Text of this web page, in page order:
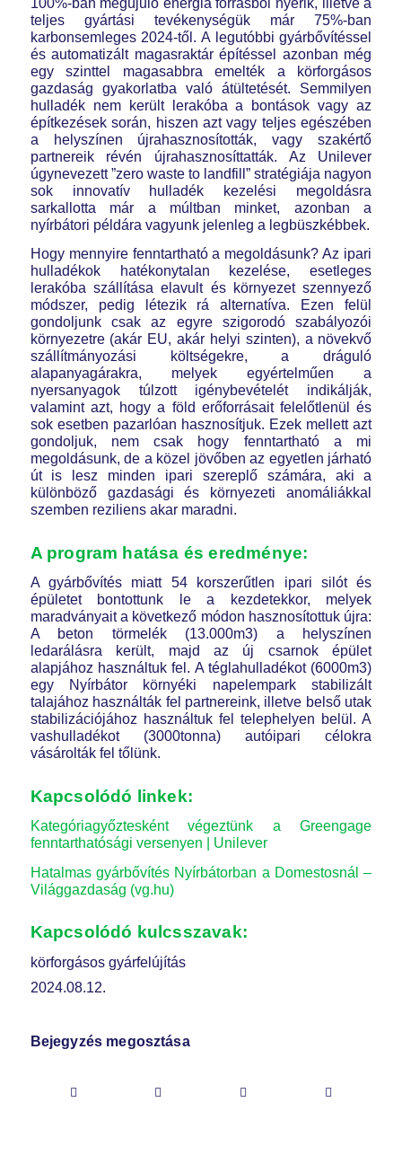
teljes gyártási tevékenységük már 75%-ban
karbonsemleges 2024-től. A legutóbbi gyárbővítéssel
és automatizált magasraktár építéssel azonban még
egy szinttel magasabbra emelték a körforgásos
gazdaság gyakorlatba való átültetését. Semmilyen
hulladék nem került lerakóba a bontások vagy az
építkezések során, hiszen azt vagy teljes egészében
a helyszínen újrahasznosították, vagy szakértő
partnereik révén újrahasznosíttatták. Az Unilever
úgynevezett ”zero waste to landfill” stratégiája nagyon
sok innovatív hulladék kezelési megoldásra
sarkallotta már a múltban minket, azonban a
nyírbátori példára vagyunk jelenleg a legbüszkébbek.
Hogy mennyire fenntartható a megoldásunk? Az ipari
hulladékok hatékonytalan kezelése, esetleges
lerakóba szállítása elavult és környezet szennyező
módszer, pedig létezik rá alternatíva. Ezen felül
gondoljunk csak az egyre szigorodó szabályozói
környezetre (akár EU, akár helyi szinten), a növekvő
szállítmányozási költségekre, a dráguló
alapanyagárakra, melyek egyértelműen a
nyersanyagok túlzott igénybevételét indikálják,
valamint azt, hogy a föld erőforrásait felelőtlenül és
sok esetben pazarlóan hasznosítjuk. Ezek mellett azt
gondoljuk, nem csak hogy fenntartható a mi
megoldásunk, de a közel jövőben az egyetlen járható
út is lesz minden ipari szereplő számára, aki a
különböző gazdasági és környezeti anomáliákkal
szemben reziliens akar maradni.
A program hatása és eredménye:
A gyárbővítés miatt 54 korszerűtlen ipari silót és
épületet bontottunk le a kezdetekkor, melyek
maradványait a következő módon hasznosítottuk újra:
A beton törmelék (13.000m3) a helyszínen
ledarálásra került, majd az új csarnok épület
alapjához használtuk fel. A téglahulladékot (6000m3)
egy Nyírbátor környéki napelempark stabilizált
talajához használták fel partnereink, illetve belső utak
stabilizációjához használtuk fel telephelyen belül. A
vashulladékot (3000tonna) autóipari célokra
vásárolták fel tőlünk.
Kapcsolódó linkek:
Kategóriagyőztesként végeztünk a Greengage
fenntarthatósági versenyen | Unilever
Hatalmas gyárbővítés Nyírbátorban a Domestosnál –
Világgazdaság (vg.hu)
Kapcsolódó kulcsszavak:
körforgásos gyárfelújítás
2024.08.12.
Bejegyzés megosztása